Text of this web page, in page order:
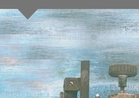
קלאסי מול עכשווי